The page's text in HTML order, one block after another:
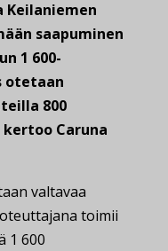
Keilaniemen
saapuminen
1 600-
otetaan
800
Caruna
valtavaa
toimii
1 600